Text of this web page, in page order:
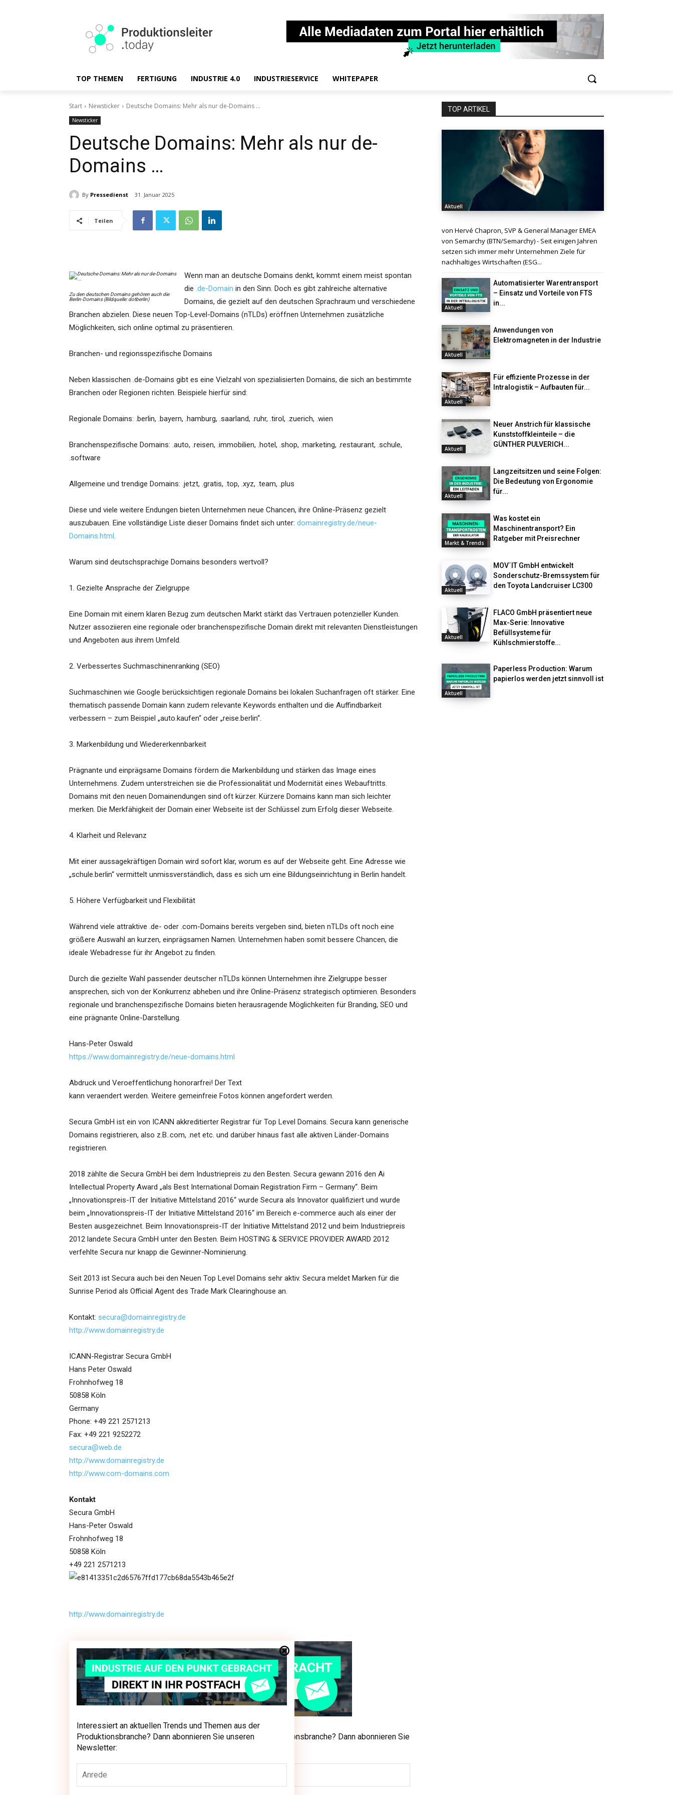
TOP THEMEN FERTIGUNG INDUSTRIE 4.0 INDUSTRIESERVICE WHITEPAPER
Start Newsticker Deutsche Domains: Mehr als nur de-Domains ...
Newsticker
Deutsche Domains: Mehr als nur de-
Domains …
By Pressedienst 31. Januar 2025
Teilen
Zu den deutschen Domains gehören auch die
Berlin-Domains (Bildquelle: dotberlin)
Wenn man an deutsche Domains denkt, kommt einem meist spontan
die .de-Domain in den Sinn. Doch es gibt zahlreiche alternative
Domains, die gezielt auf den deutschen Sprachraum und verschiedene
Branchen abzielen. Diese neuen Top-Level-Domains (nTLDs) eröffnen Unternehmen zusätzliche
Möglichkeiten, sich online optimal zu präsentieren.
Branchen- und regionsspezifische Domains
Neben klassischen .de-Domains gibt es eine Vielzahl von spezialisierten Domains, die sich an bestimmte
Branchen oder Regionen richten. Beispiele hierfür sind:
Regionale Domains: .berlin, .bayern, .hamburg, .saarland, .ruhr, .tirol, .zuerich, .wien
Branchenspezifische Domains: .auto, .reisen, .immobilien, .hotel, .shop, .marketing, .restaurant, .schule,
.software
Allgemeine und trendige Domains: .jetzt, .gratis, .top, .xyz, .team, .plus
Diese und viele weitere Endungen bieten Unternehmen neue Chancen, ihre Online-Präsenz gezielt
auszubauen. Eine vollständige Liste dieser Domains findet sich unter: domainregistry.de/neue-
Domains.html.
Warum sind deutschsprachige Domains besonders wertvoll?
1. Gezielte Ansprache der Zielgruppe
Eine Domain mit einem klaren Bezug zum deutschen Markt stärkt das Vertrauen potenzieller Kunden.
Nutzer assoziieren eine regionale oder branchenspezifische Domain direkt mit relevanten Dienstleistungen
und Angeboten aus ihrem Umfeld.
2. Verbessertes Suchmaschinenranking (SEO)
Suchmaschinen wie Google berücksichtigen regionale Domains bei lokalen Suchanfragen oft stärker. Eine
thematisch passende Domain kann zudem relevante Keywords enthalten und die Auffindbarkeit
verbessern – zum Beispiel „auto.kaufen“ oder „reise.berlin“.
3. Markenbildung und Wiedererkennbarkeit
Prägnante und einprägsame Domains fördern die Markenbildung und stärken das Image eines
Unternehmens. Zudem unterstreichen sie die Professionalität und Modernität eines Webauftritts.
Domains mit den neuen Domainendungen sind oft kürzer. Kürzere Domains kann man sich leichter
merken. Die Merkfähigkeit der Domain einer Webseite ist der Schlüssel zum Erfolg dieser Webseite.
4. Klarheit und Relevanz
Mit einer aussagekräftigen Domain wird sofort klar, worum es auf der Webseite geht. Eine Adresse wie
„schule.berlin“ vermittelt unmissverständlich, dass es sich um eine Bildungseinrichtung in Berlin handelt.
5. Höhere Verfügbarkeit und Flexibilität
Während viele attraktive .de- oder .com-Domains bereits vergeben sind, bieten nTLDs oft noch eine
größere Auswahl an kurzen, einprägsamen Namen. Unternehmen haben somit bessere Chancen, die
ideale Webadresse für ihr Angebot zu finden.
Durch die gezielte Wahl passender deutscher nTLDs können Unternehmen ihre Zielgruppe besser
ansprechen, sich von der Konkurrenz abheben und ihre Online-Präsenz strategisch optimieren. Besonders
regionale und branchenspezifische Domains bieten herausragende Möglichkeiten für Branding, SEO und
eine prägnante Online-Darstellung.
Hans-Peter Oswald
https://www.domainregistry.de/neue-domains.html
Abdruck und Veroeffentlichung honorarfrei! Der Text
kann veraendert werden. Weitere gemeinfreie Fotos können angefordert werden.
Secura GmbH ist ein von ICANN akkreditierter Registrar für Top Level Domains. Secura kann generische
Domains registrieren, also z.B..com, .net etc. und darüber hinaus fast alle aktiven Länder-Domains
registrieren.
2018 zählte die Secura GmbH bei dem Industriepreis zu den Besten. Secura gewann 2016 den Ai
Intellectual Property Award „als Best International Domain Registration Firm – Germany“. Beim
„Innovationspreis-IT der Initiative Mittelstand 2016“ wurde Secura als Innovator qualifiziert und wurde
beim „Innovationspreis-IT der Initiative Mittelstand 2016“ im Bereich e-commerce auch als einer der
Besten ausgezeichnet. Beim Innovationspreis-IT der Initiative Mittelstand 2012 und beim Industriepreis
2012 landete Secura GmbH unter den Besten. Beim HOSTING & SERVICE PROVIDER AWARD 2012
verfehlte Secura nur knapp die Gewinner-Nominierung.
Seit 2013 ist Secura auch bei den Neuen Top Level Domains sehr aktiv. Secura meldet Marken für die
Sunrise Period als Official Agent des Trade Mark Clearinghouse an.
Kontakt: secura@domainregistry.de
http://www.domainregistry.de
ICANN-Registrar Secura GmbH
Hans Peter Oswald
Frohnhofweg 18
50858 Köln
Germany
Phone: +49 221 2571213
Fax: +49 221 9252272
secura@web.de
http://www.domainregistry.de
http://www.com-domains.com
Kontakt
Secura GmbH
Hans-Peter Oswald
Frohnhofweg 18
50858 Köln
+49 221 2571213
http://www.domainregistry.de
Interessiert an aktuellen Trends und Themen aus der Produktionsbranche? Dann abonnieren Sie
unseren Newsletter:
Interessiert an aktuellen Trends und Themen aus der
Produktionsbranche? Dann abonnieren Sie unseren
Newsletter:
TOP ARTIKEL
Aktuell
von Hervé Chapron, SVP & General Manager EMEA
von Semarchy (BTN/Semarchy) - Seit einigen Jahren
setzen sich immer mehr Unternehmen Ziele für
nachhaltiges Wirtschaften (ESG...
Aktuell
Automatisierter Warentransport
– Einsatz und Vorteile von FTS
in...
Aktuell
Anwendungen von
Elektromagneten in der Industrie
Aktuell
Für effiziente Prozesse in der
Intralogistik – Aufbauten für...
Aktuell
Neuer Anstrich für klassische
Kunststoffkleinteile – die
GÜNTHER PULVERICH...
Aktuell
Langzeitsitzen und seine Folgen:
Die Bedeutung von Ergonomie
für...
Markt & Trends
Was kostet ein
Maschinentransport? Ein
Ratgeber mit Preisrechner
Aktuell
MOV´IT GmbH entwickelt
Sonderschutz-Bremssystem für
den Toyota Landcruiser LC300
Aktuell
FLACO GmbH präsentiert neue
Max-Serie: Innovative
Befüllsysteme für
Kühlschmierstoffe...
Aktuell
Paperless Production: Warum
papierlos werden jetzt sinnvoll ist